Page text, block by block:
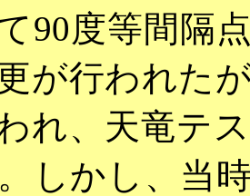
90度等間隔
が行われた
れ、天竜テ
しかし、当